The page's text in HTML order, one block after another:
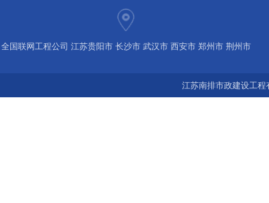
全国联网工程公司 江苏贵阳市 长沙市 武汉市 西安市 郑州市 荆州市
江苏南排市政建设工